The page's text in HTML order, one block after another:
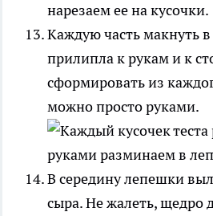
Каждую часть макнуть
прилипла к рукам и к
сформировать из
можно просто руками.
В середину лепешки
сыра. Не жалеть, щедро